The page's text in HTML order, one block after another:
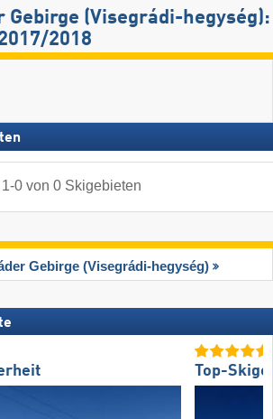
Gebirge (Visegrádi-hegység):
2018
1-0von 0 Skigebieten
Gebirge (Visegrádi-hegység)
Top-